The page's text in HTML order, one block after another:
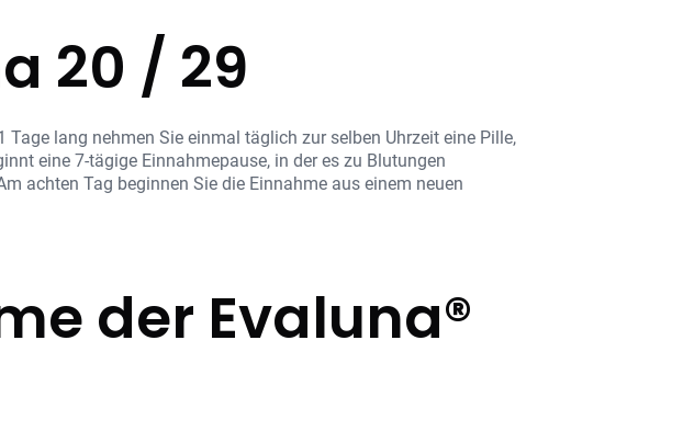
20 / 29
lang nehmen Sie einmal täglich zur selben Uhrzeit eine Pille,
eine 7-tägige Einnahmepause, in der es zu Blutungen
achten Tag beginnen Sie die Einnahme aus einem neuen
der Evaluna®